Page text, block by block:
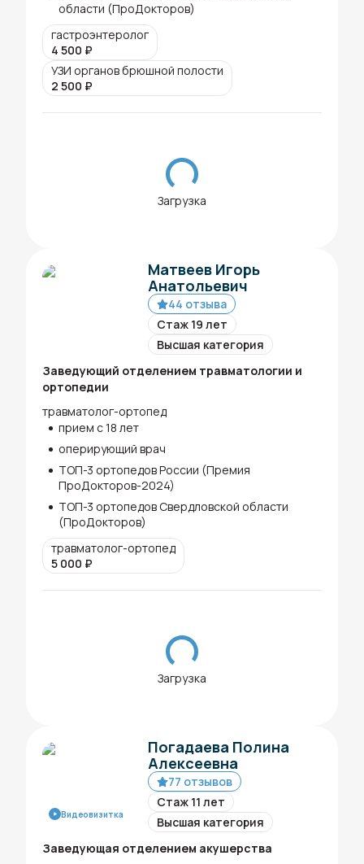
области (ПроДокторов)
гастроэнтеролог
4 500 ₽
УЗИ органов брюшной полости
2 500 ₽
Загрузка
Матвеев Игорь
Анатольевич
44 отзыва
Стаж 19 лет
Высшая категория
Заведующий отделением травматологии и
ортопедии
травматолог-ортопед
прием с 18 лет
оперирующий врач
ТОП-3 ортопедов России (Премия
ПроДокторов-2024)
ТОП-3 ортопедов Свердловской области
(ПроДокторов)
травматолог-ортопед
5 000 ₽
Загрузка
Видеовизитка
Погадаева Полина
Алексеевна
77 отзывов
Стаж 11 лет
Высшая категория
Заведующая отделением акушерства